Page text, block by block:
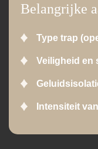
Belangrijke
Type trap
Veiligheid en
Intensiteit